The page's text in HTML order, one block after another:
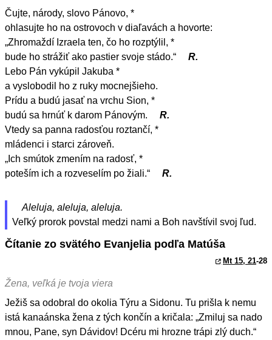
Čujte, národy, slovo Pánovo, *
ohlasujte ho na ostrovoch v diaľavách a hovorte:
„Zhromaždí Izraela ten, čo ho rozptýlil, *
bude ho strážiť ako pastier svoje stádo.“
R.
Lebo Pán vykúpil Jakuba *
a vyslobodil ho z ruky mocnejšieho.
Prídu a budú jasať na vrchu Sion, *
budú sa hrnúť k darom Pánovým.
R.
Vtedy sa panna radosťou roztančí, *
mládenci i starci zároveň.
„Ich smútok zmením na radosť, *
poteším ich a rozveselím po žiali.“
R.
Aleluja, aleluja, aleluja.
Veľký prorok povstal medzi nami a Boh navštívil svoj ľud.
Čítanie zo svätého Evanjelia podľa Matúša
Mt 15, 21-28
Žena, veľká je tvoja viera
Ježiš sa odobral do okolia Týru a Sidonu. Tu prišla k nemu
istá kanaánska žena z tých končín a kričala: „Zmiluj sa nado
mnou, Pane, syn Dávidov! Dcéru mi hrozne trápi zlý duch.“